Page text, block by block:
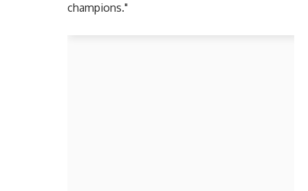
champions."